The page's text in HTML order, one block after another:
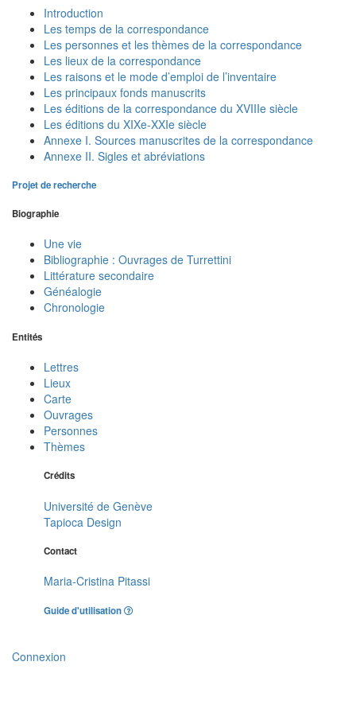
Introduction
Les temps de la correspondance
Les personnes et les thèmes de la correspondance
Les lieux de la correspondance
Les raisons et le mode d’emploi de l’inventaire
Les principaux fonds manuscrits
Les éditions de la correspondance du XVIIIe siècle
Les éditions du XIXe-XXIe siècle
Annexe I. Sources manuscrites de la correspondance
Annexe II. Sigles et abréviations
Projet de recherche
Biographie
Une vie
Bibliographie : Ouvrages de Turrettini
Littérature secondaire
Généalogie
Chronologie
Entités
Lettres
Lieux
Carte
Ouvrages
Personnes
Thèmes
Crédits
Université de Genève
Tapioca Design
Contact
Maria-Cristina Pitassi
Guide d'utilisation
Connexion